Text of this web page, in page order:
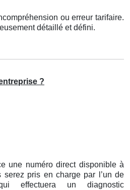
ou erreur tarifaire.
détaillé et défini.
?
une numéro direct disponible à
serez pris en charge par l’un de
effectuera un diagnostic